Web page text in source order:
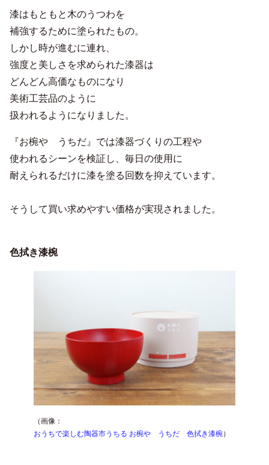
漆はもともと木のうつわを
補強するために塗られたもの。
しかし時が進むに連れ、
強度と美しさを求められた漆器は
どんどん高価なものになり
美術工芸品のように
扱われるようになりました。
『お椀や うちだ』では漆器づくりの工程や
使われるシーンを検証し、毎日の使用に
耐えられるだけに漆を塗る回数を抑えています。
そうして買い求めやすい価格が実現されました。
色拭き漆椀
（画像：
おうちで楽しむ陶器市うちる お椀や うちだ 色拭き漆椀）